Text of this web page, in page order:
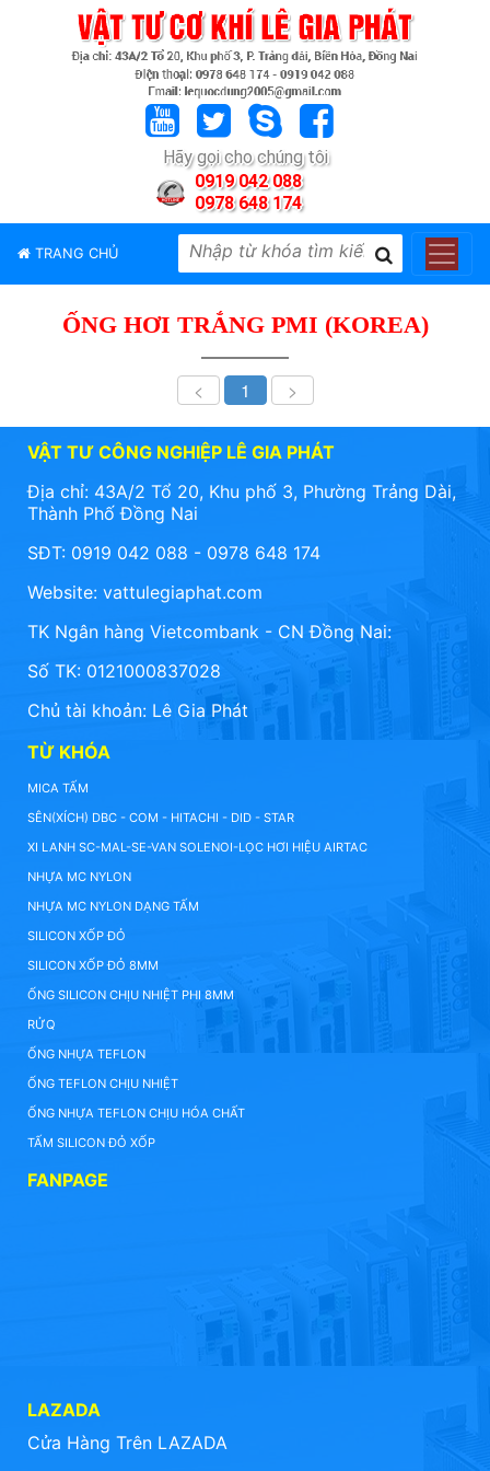
Hãy gọi cho chúng tôi
0919 042 088
0978 648 174
TRANG CHỦ
PHẨM
HIỆU
ỐNG HƠI TRẮNG PMI (KOREA)
< 1 >
VẬT TƯ CÔNG NGHIỆP LÊ GIA PHÁT
Địa chỉ: 43A/2 Tổ 20, Khu phố 3, Phường Trảng Dài,
Thành Phố Đồng Nai
SĐT: 0919 042 088 - 0978 648 174
Website: vattulegiaphat.com
TK Ngân hàng Vietcombank - CN Đồng Nai:
Số TK: 0121000837028
Chủ tài khoản: Lê Gia Phát
TỪ KHÓA
MICA TẤM
SÊN(XÍCH) DBC - COM - HITACHI - DID - STAR
XI LANH SC-MAL-SE-VAN SOLENOI-LỌC HƠI HIỆU AIRTAC
NHỰA MC NYLON
NHỰA MC NYLON DẠNG TẤM
SILICON XỐP ĐỎ
SILICON XỐP ĐỎ 8MM
ỐNG SILICON CHỊU NHIỆT PHI 8MM
RỬQ
ỐNG NHỰA TEFLON
ỐNG TEFLON CHỊU NHIỆT
ỐNG NHỰA TEFLON CHỊU HÓA CHẤT
TẤM SILICON ĐỎ XỐP
FANPAGE
LAZADA
Cửa Hàng Trên LAZADA